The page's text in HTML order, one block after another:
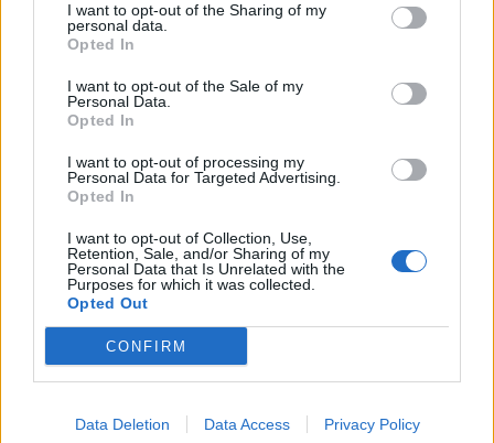
I want to opt-out of the Sharing of my
personal data.
Opted In
I want to opt-out of the Sale of my
Personal Data.
Opted In
I want to opt-out of processing my
Personal Data for Targeted Advertising.
Opted In
I want to opt-out of Collection, Use,
Retention, Sale, and/or Sharing of my
Personal Data that Is Unrelated with the
Purposes for which it was collected.
Opted Out
CONFIRM
Data Deletion Data Access Privacy Policy
Covilhã: Especialista aponta investimento estrangeiro e
Beira Interior
FUNCEX para “reforçar inteligência sobre comércio
exterior”
Esposende acolhe festival de kitesurf
ATUALIDADE 5 horas atrás